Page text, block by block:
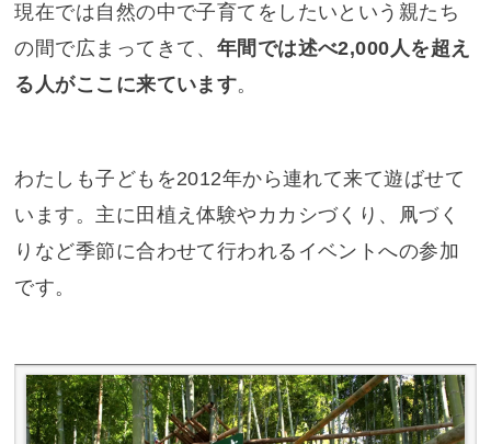
現在では自然の中で子育てをしたいという親たち
の間で広まってきて、 年間では述べ2,000人を超え
る人がここに来ています。
わたしも子どもを2012年から連れて来て遊ばせて
います。主に田植え体験やカカシづくり、凧づく
りなど季節に合わせて行われるイベントへの参加
です。